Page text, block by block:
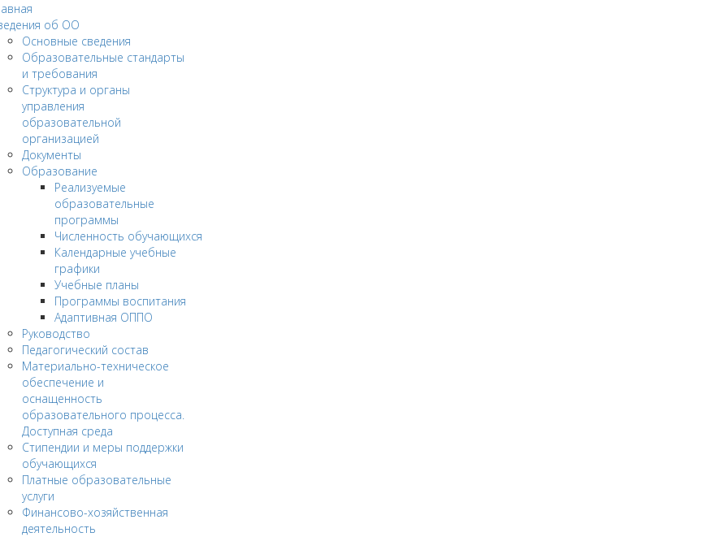
об ОО
Основные сведения
Образовательные стандарты
и требования
Структура и органы
управления
образовательной
организацией
Документы
Образование
Реализуемые
образовательные
программы
Численность обучающихся
Календарные учебные
графики
Учебные планы
Программы воспитания
Адаптивная ОППО
Руководство
Педагогический состав
Материально-техническое
обеспечение и
оснащенность
образовательного процесса.
Доступная среда
Стипендии и меры поддержки
обучающихся
Платные образовательные
услуги
Финансово-хозяйственная
деятельность